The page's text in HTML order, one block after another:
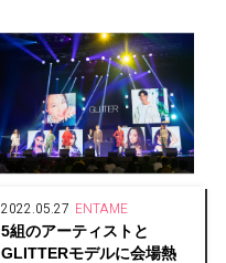
2022.05.27 ENTAME
5組のアーティストと
GLITTERモデルに会場熱